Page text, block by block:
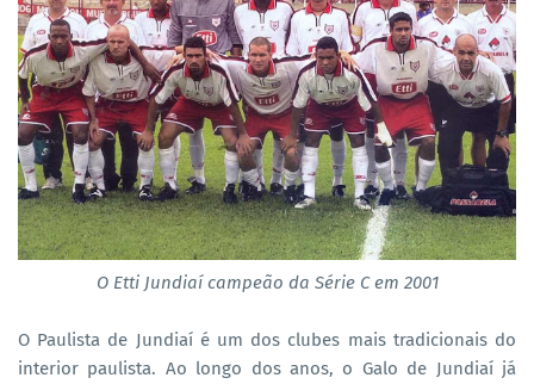
O Etti Jundiaí campeão da Série C em 2001
O Paulista de Jundiaí é um dos clubes mais tradicionais do
interior paulista. Ao longo dos anos, o Galo de Jundiaí já